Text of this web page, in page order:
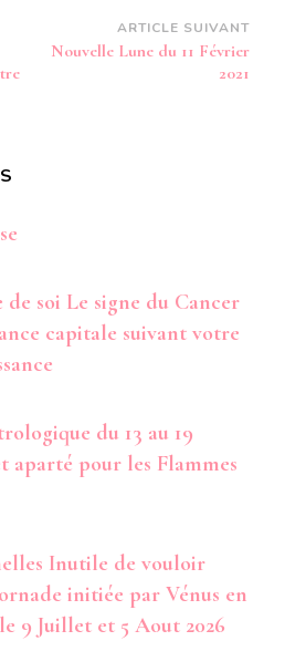
ARTICLE SUIVANT
Nouvelle Lune du 11 Février
2021
de soi Le signe du Cancer
capitale suivant votre
du 13 au 19
aparté pour les Flammes
Inutile de vouloir
initiée par Vénus en
9 Juillet et 5 Aout 2026